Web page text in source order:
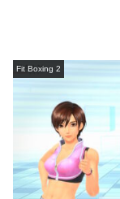
Fit Boxing 2